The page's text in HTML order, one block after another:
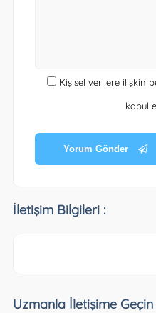
Kişisel verilere ilişkin
kabul
Yorum Gönder
İletişim Bilgileri :
Uzmanla İletişime Geçin